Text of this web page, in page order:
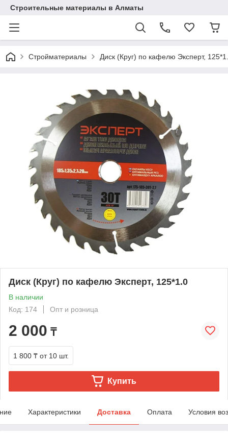
Строительные материалы в Алматы
Стройматериалы Диск (Круг) по кафелю Эксперт,
Диск (Круг) по кафелю Эксперт, 125*1.0
В наличии
Код: 174
Опт и розница
2 000 ₸
1 800 ₸ от 10 шт.
Купить
Характеристики Доставка Оплата Условия